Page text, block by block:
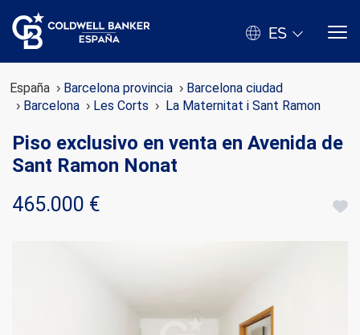
ES
España Barcelona provincia
Barcelona ciudad
Barcelona
Les Corts La Maternitat i Sant Ramon
Piso exclusivo en venta en Avenida de
Sant Ramon Nonat
465.000 €